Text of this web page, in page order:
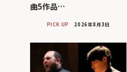
曲5作品…
PICK UP 2026年8月3日